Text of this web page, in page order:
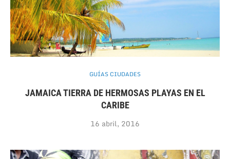
GUÍAS CIUDADES
JAMAICA TIERRA DE HERMOSAS PLAYAS EN EL
CARIBE
16 abril, 2016